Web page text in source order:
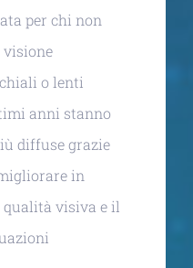
per chi non
visione
o lenti
anni stanno
diffuse grazie
in
visiva e il